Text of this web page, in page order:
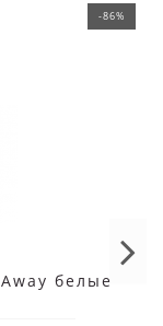
-86%
белые